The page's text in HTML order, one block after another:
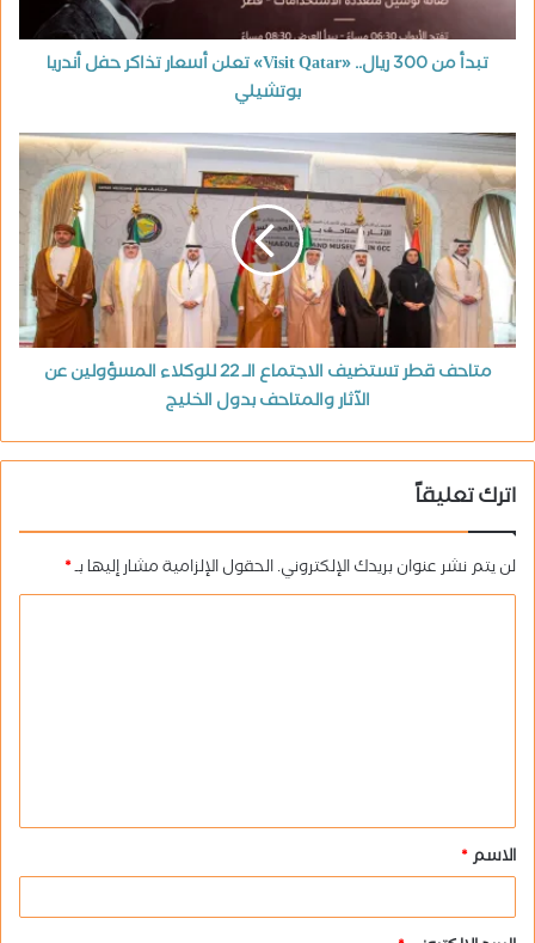
تبدأ من 300 ريال.. «Visit Qatar» تعلن أسعار تذاكر حفل أندريا
بوتشيلي
متاحف قطر تستضيف الاجتماع الـ 22 للوكلاء المسؤولين عن
الآثار والمتاحف بدول الخليج
اترك تعليقاً
لن يتم نشر عنوان بريدك الإلكتروني.الحقول الإلزامية مشار إليها بـ*
ق
*
الاسم*